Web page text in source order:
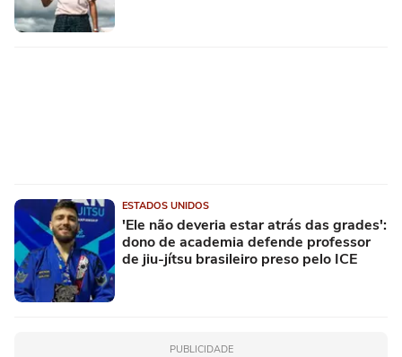
ESTADOS UNIDOS
'Ele não deveria estar atrás das grades':
dono de academia defende professor
de jiu-jítsu brasileiro preso pelo ICE
PUBLICIDADE